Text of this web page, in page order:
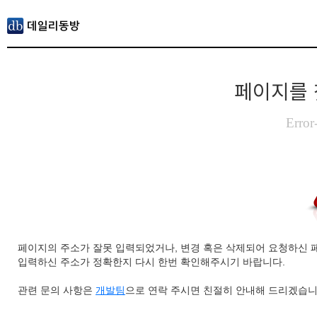
페이지를
페이지의 주소가 잘못 입력되었거나, 변경 혹은 삭제되어 요청하신
입력하신 주소가 정확한지 다시 한번 확인해주시기 바랍니다.
관련 문의 사항은 개발팀 으로 연락 주시면 친절히 안내해 드리겠습